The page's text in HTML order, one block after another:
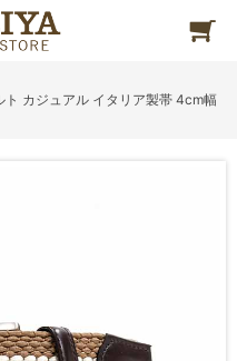
ト カジュアル イタリア製帯 4cm幅